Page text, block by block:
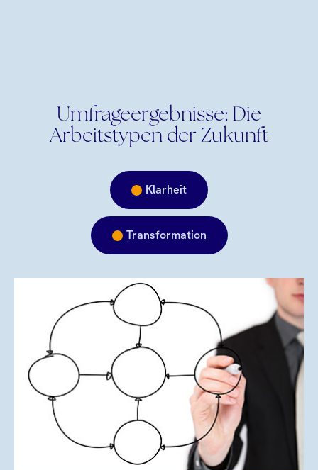
Umfrageergebnisse: Die
Arbeitstypen der Zukunft
Klarheit
Transformation